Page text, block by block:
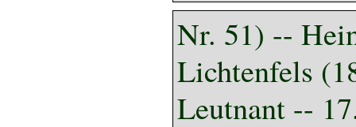
Nr. 51) --
Lichtenfels
Leutnant --